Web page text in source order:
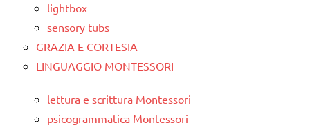
lightbox
sensory tubs
GRAZIA E CORTESIA
LINGUAGGIO MONTESSORI
lettura e scrittura Montessori
psicogrammatica Montessori